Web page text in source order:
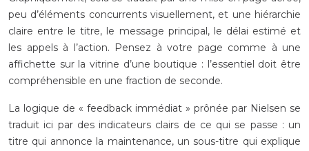
peu d’éléments concurrents visuellement, et une hiérarchie
claire entre le titre, le message principal, le délai estimé et
les appels à l’action. Pensez à votre page comme à une
affichette sur la vitrine d’une boutique : l’essentiel doit être
compréhensible en une fraction de seconde.
La logique de « feedback immédiat » prônée par Nielsen se
traduit ici par des indicateurs clairs de ce qui se passe : un
titre qui annonce la maintenance, un sous-titre qui explique